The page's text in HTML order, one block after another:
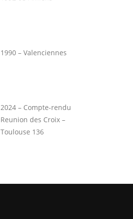
1990 – Valenciennes
2024 – Compte-rendu
Reunion des Croix –
Toulouse 136